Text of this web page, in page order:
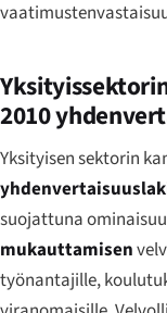
2010
Yksityisen sektorin
suojattuna
mukauttamisen
työnantajille,